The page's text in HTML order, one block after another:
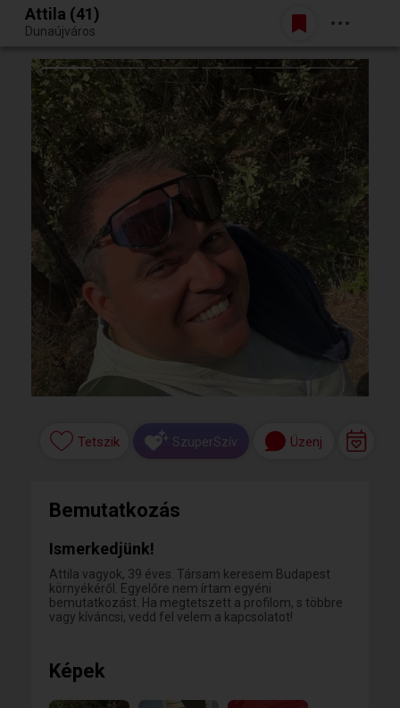
Egy jó randiból bármi lehet.
Belépés
Attila (41)
Dunaújváros
Tetszik SzuperSzív Üzenj
Bemutatkozás
Ismerkedjünk!
Attila vagyok, 39 éves. Társam keresem Budapest
környékéről. Egyelőre nem írtam egyéni
bemutatkozást. Ha megtetszett a profilom, s többre
vagy kíváncsi, vedd fel velem a kapcsolatot!
Képek